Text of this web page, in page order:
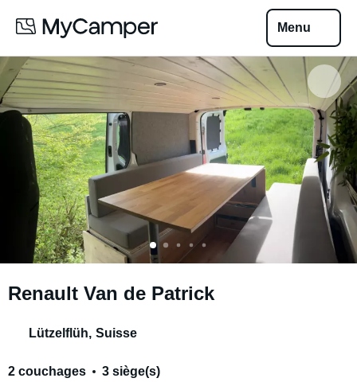
Menu
Renault Van de Patrick
Lützelflüh, Suisse
2 couchages 3 siège(s)